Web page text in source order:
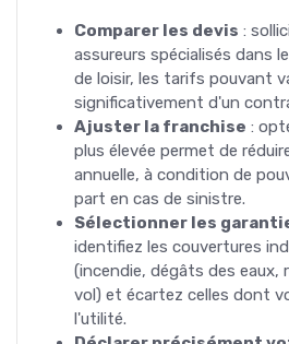
Comparer les devis :
assureurs spécialisés dans
de loisir, les tarifs pouvant
significativement d'un
Ajuster la franchise :
plus élevée permet de
annuelle, à condition de
part en cas de sinistre.
Sélectionner les
identifiez les couvertures
(incendie, dégâts des eaux,
vol) et écartez celles dont
l'utilité.